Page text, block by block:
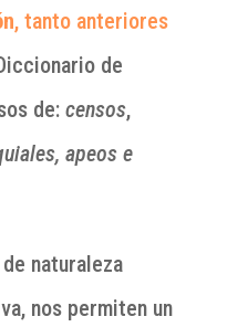
, tanto anteriores
de
de: censos,
apeos e
naturaleza
nos permiten un